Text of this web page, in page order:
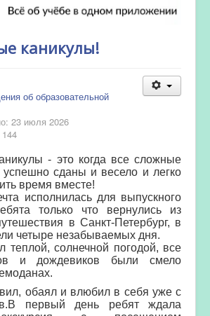
каникулы!
об образовательной
23 июля 2026
- это когда все сложные
сданы и весело и легко
время вместе!
исполнилась для выпускного
только что вернулись из
в Санкт-Петербург, в
четыре незабываемых дня.
теплой, солнечной погодой, все
и дождевиков были смело
обаял и влюбил в себя уже с
первый день ребят ждала